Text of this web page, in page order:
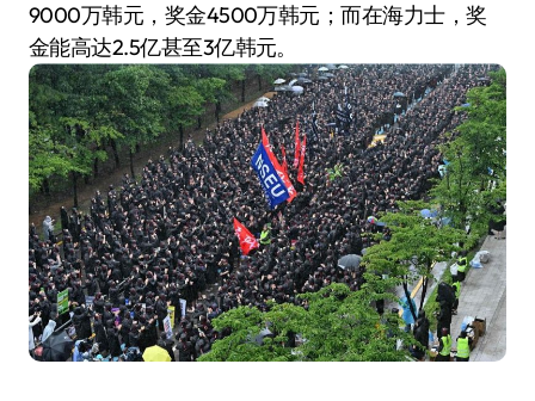
9000万韩元，奖金4500万韩元；而在海力士，奖
金能高达2.5亿甚至3亿韩元。